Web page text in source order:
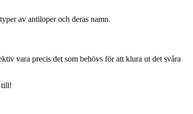
av antiloper och deras namn.
vara precis det som behövs för att klura ut det svåra
till!